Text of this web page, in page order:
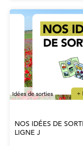
Idées de sorties
NOS IDÉES DE
LIGNE J